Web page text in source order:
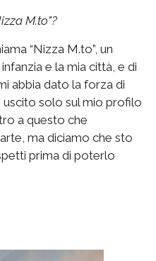
M.to"?
“Nizza M.to”, un
e la mia città, e di
abbia dato la forza di
solo sul mio profilo
a questo che
ma diciamo che sto
prima di poterlo